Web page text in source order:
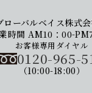
ローバルベイス株式
時間 AM10：00-
お客様専用ダイヤル
0120-965-
（10:00-18:00）